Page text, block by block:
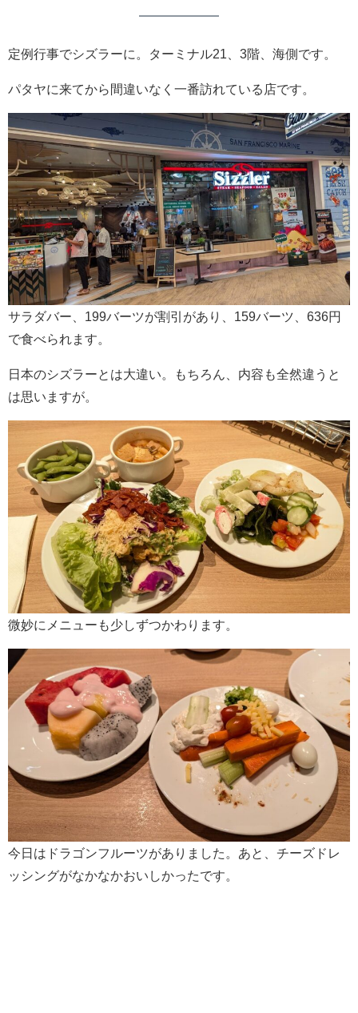
定例行事でシズラーに。ターミナル21、3階、海側です。
パタヤに来てから間違いなく一番訪れている店です。
サラダバー、199バーツが割引があり、159バーツ、636円
で食べられます。
日本のシズラーとは大違い。もちろん、内容も全然違うと
は思いますが。
微妙にメニューも少しずつかわります。
今日はドラゴンフルーツがありました。あと、チーズドレ
ッシングがなかなかおいしかったです。